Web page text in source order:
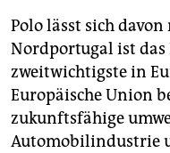
Polo lässt sich
Nordportugal ist
zweitwichtigste in
Europäische Union
zukunftsfähige
Automobilindustrie